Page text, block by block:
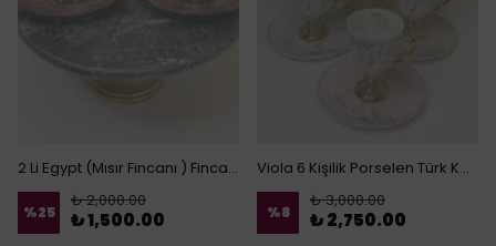
2 Li Egypt (Mısır Fincanı ) Fincan Takımı
%25
₺ 2,000.00
₺ 1,500.00
Viola 6 Kişilik Porselen Türk Kahvesi Fincanı
%8
₺ 3,000.00
₺ 2,750.00